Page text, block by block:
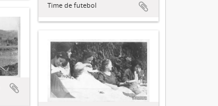
Time de futebol